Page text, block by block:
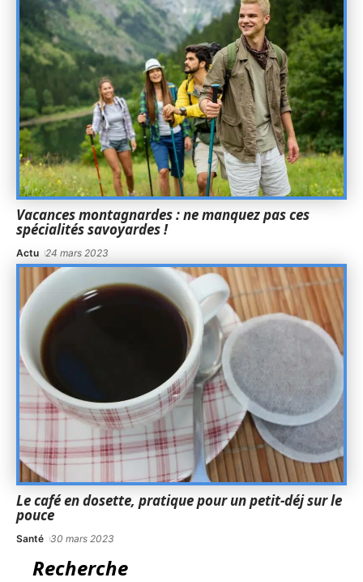
Vacances montagnardes : ne manquez pas ces
spécialités savoyardes !
Actu 24 mars 2023
Le café en dosette, pratique pour un petit-déj sur le
pouce
Santé 30 mars 2023
Recherche